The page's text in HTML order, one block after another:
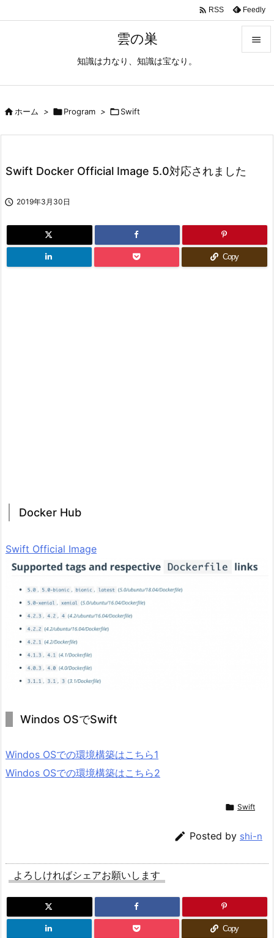
雲の巣
知識は力なり、知識は宝なり。

 RSS Feedly
ホーム > Program > Swift
Swift Docker Official Image 5.0対応されました
 2019年3月30日
Copy
Docker Hub
Swift Official Image
Windos OSでSwift
Windos OSでの環境構築はこちら1
Windos OSでの環境構築はこちら2
 Swift
 Posted by shi-n
よろしければシェアお願いします
Copy